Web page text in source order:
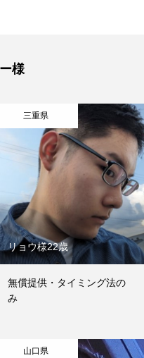
様
三重県
リョウ様22歳
無償提供・タイミング法の
み
山口県